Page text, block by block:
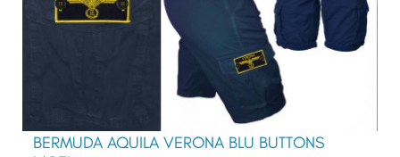
BERMUDA AQUILA VERONA BLU BUTTONS